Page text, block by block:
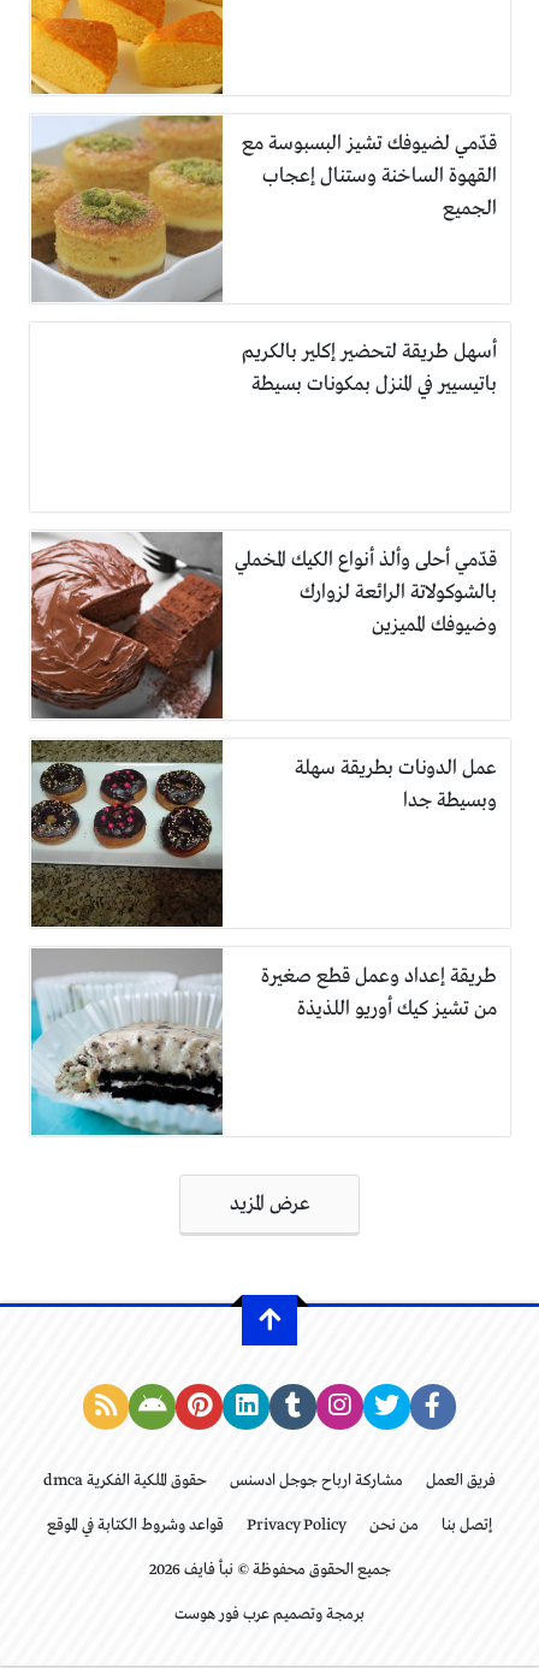
قدّمي لضيوفك تشيز البسبوسة مع
القهوة الساخنة وستنال إعجاب
الجميع
أسهل طريقة لتحضير إكلير بالكريم
باتيسيير في المنزل بمكونات بسيطة
قدّمي أحلى وألذ أنواع الكيك المخملي
بالشوكولاتة الرائعة لزوارك
وضيوفك المميزين
عمل الدونات بطريقة سهلة
وبسيطة جدا
طريقة إعداد وعمل قطع صغيرة
من تشيز كيك أوريو اللذيذة
عرض المزيد
فريق العمل مشاركة ارباح جوجل ادسنس حقوق الملكية الفكرية dmca
إتصل بنا من نحن Privacy Policy قواعد وشروط الكتابة في الموقع
جميع الحقوق محفوظة © نبأ فايف 2026
برمجة وتصميم عرب فور هوست